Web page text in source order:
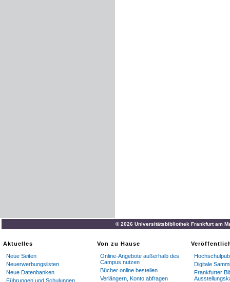
© 2026 Universitätsbibliothek Frankfurt am
Aktuelles
Neue Seiten
Neuerwerbungslisten
Neue Datenbanken
Führungen und Schulungen
Von zu Hause
Online-Angebote außerhalb des
Campus nutzen
Bücher online bestellen
Verlängern, Konto abfragen
Digitale
Frankfurter